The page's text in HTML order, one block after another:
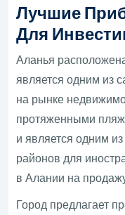
Лучшие
Для
Аланья
является одним из
на рынке
протяженными
и является одним
районов для
в Алании на
Город предлагает